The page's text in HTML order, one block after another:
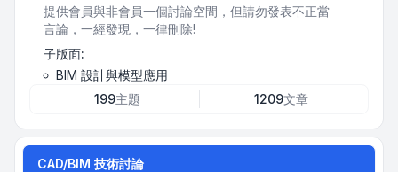
提供會員與非會員一個討論空間，但請勿發表不正當
言論，一經發現，一律刪除!
子版面:
BIM 設計與模型應用
199主題 1209文章
CAD/BIM 技術討論